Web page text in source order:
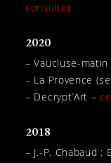
consulter
2020
– Vaucluse-
– La Provence
– Decrypt’Art –
2018
– J.-P. Chabaud :